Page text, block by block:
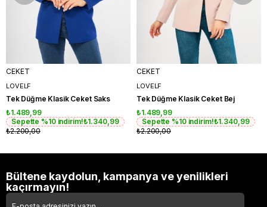
CEKET
LOVELF
Tek Düğme Klasik Ceket Saks
₺1.489,99
Sepette %10 indirim!₺1.340,99
₺2.200,00
CEKET
LOVELF
Tek Düğme Klasik Ceket Bej
₺1.489,99
Sepette %10 indirim!₺1.340,99
₺2.200,00
Bültene kaydolun, kampanya ve yenilikleri
kaçırmayın!